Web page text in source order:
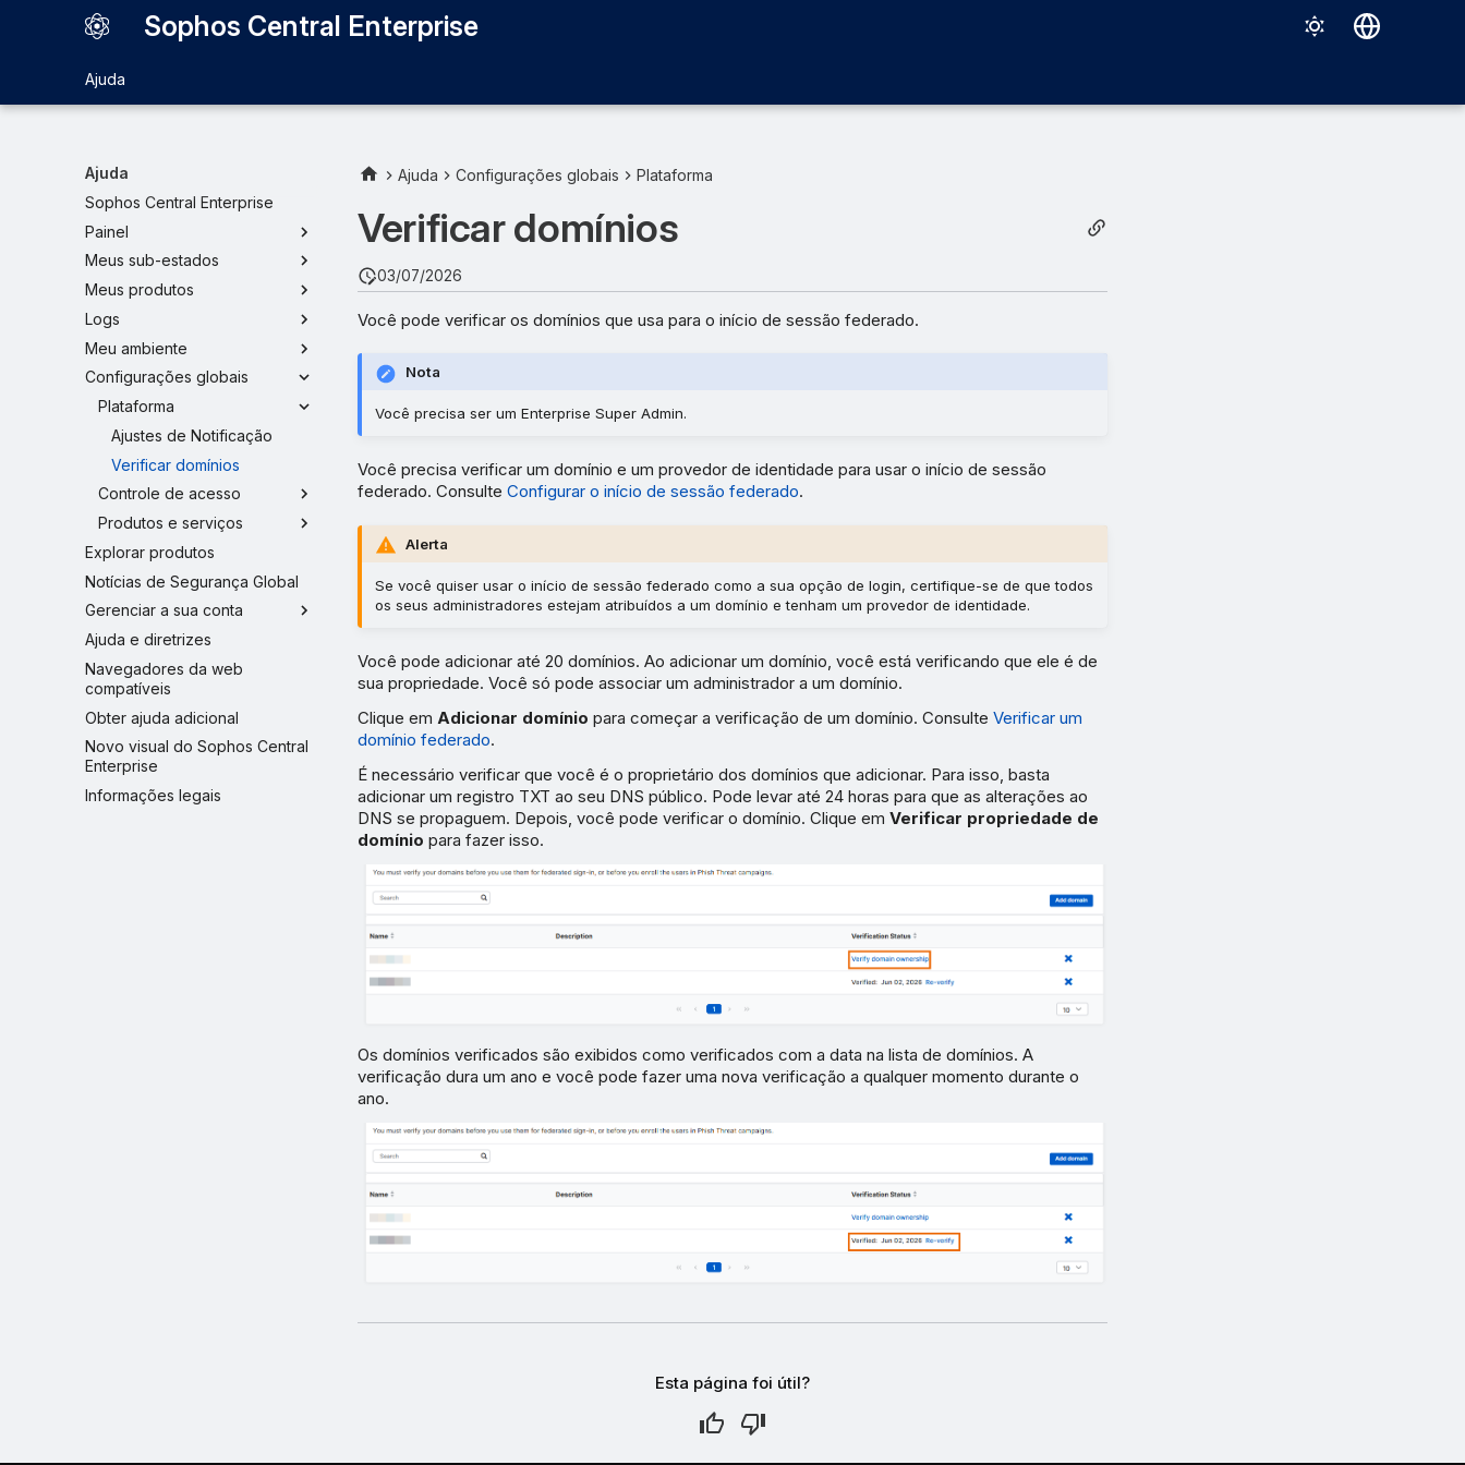
Sophos Central Enterprise
Ajuda
Ajuda
Sophos Central Enterprise
Painel
Meus sub-estados
Meus produtos
Logs
Meu ambiente
Configurações globais
Plataforma
Ajustes de Notificação
Verificar domínios
Controle de acesso
Produtos e serviços
Explorar produtos
Notícias de Segurança Global
Gerenciar a sua conta
Ajuda e diretrizes
Navegadores da web
compatíveis
Obter ajuda adicional
Novo visual do Sophos Central
Enterprise
Informações legais
Ajuda Configurações globais Plataforma
Verificar domínios
03/07/2026
Você pode verificar os domínios que usa para o início de sessão federado.
Nota
Você precisa ser um Enterprise Super Admin.
Você precisa verificar um domínio e um provedor de identidade para usar o início de sessão
federado. Consulte Configurar o início de sessão federado.
Alerta
Se você quiser usar o início de sessão federado como a sua opção de login, certifique-se de que todos
os seus administradores estejam atribuídos a um domínio e tenham um provedor de identidade.
Você pode adicionar até 20 domínios. Ao adicionar um domínio, você está verificando que ele é de
sua propriedade. Você só pode associar um administrador a um domínio.
Clique em Adicionar domínio para começar a verificação de um domínio. Consulte Verificar um
domínio federado.
É necessário verificar que você é o proprietário dos domínios que adicionar. Para isso, basta
adicionar um registro TXT ao seu DNS público. Pode levar até 24 horas para que as alterações ao
DNS se propaguem. Depois, você pode verificar o domínio. Clique em Verificar propriedade de
domínio para fazer isso.
Os domínios verificados são exibidos como verificados com a data na lista de domínios. A
verificação dura um ano e você pode fazer uma nova verificação a qualquer momento durante o
ano.
Esta página foi útil?